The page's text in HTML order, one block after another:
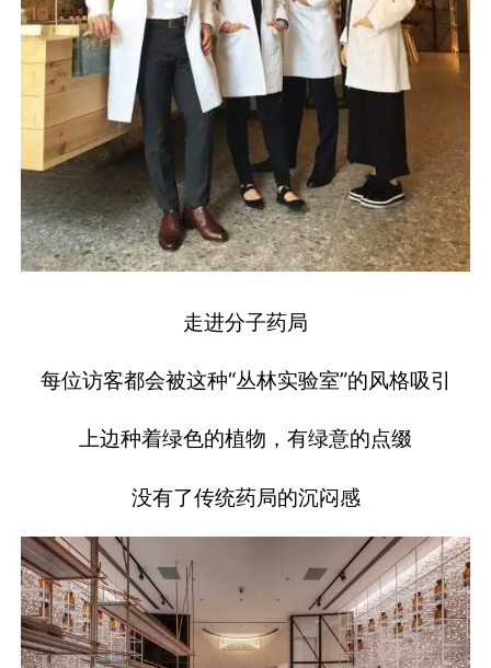
走进分子药局
每位访客都会被这种“丛林实验室”的风格吸引
上边种着绿色的植物，有绿意的点缀
没有了传统药局的沉闷感